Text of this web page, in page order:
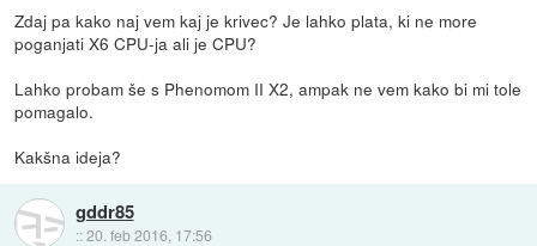
Zdaj pa kako naj vem kaj je krivec? Je lahko plata, ki ne more
poganjati X6 CPU-ja ali je CPU?
Lahko probam še s Phenomom II X2, ampak ne vem kako bi mi tole
pomagalo.
Kakšna ideja?
gddr85
::20. feb 2016, 17:56